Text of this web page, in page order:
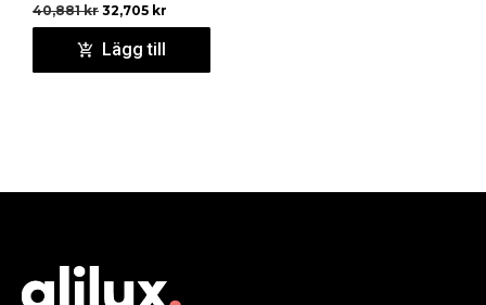
40,881kr 32,705 kr
Lägg till